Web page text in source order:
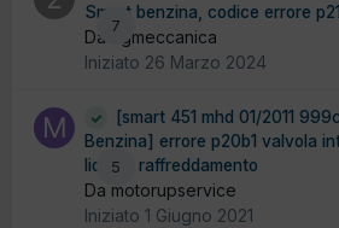
7
Smart benzina, codice errore
Da 2gmeccanica
Iniziato 26 Marzo 2024
5
[smart 451 mhd 01/2011
Benzina] errore p20b1 valvola
liquido raffreddamento
Da motorupservice
Iniziato 1 Giugno 2021